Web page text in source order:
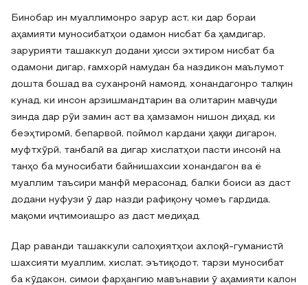
Бинобар ин муаллимонро зарур аст, ки дар бораи
аҳамияти муносибатҳои одамон нисбат ба ҳамдигар,
зарурияти ташаккул додани ҳисси эхтиром нисбат ба
одамони дигар, ғамхорӣ намудан ба наздикон маълумот
дошта бошад ва суханронӣ намояд, хонандагонро талқин
кунад, ки инсон арзишмандтарин ва олитарин мавҷуди
зинда дар рӯи замин аст ва ҳамзамон нишон диҳад, ки
беэҳтиромӣ, бепарвоӣ, поймол кардани ҳаққи дигарон,
муфтхӯрӣ, танбалӣ ва дигар хислатҳои пасти инсонӣ на
танҳо ба муносибати байнишахсии хонандагон ва ё
муаллим таъсири манфӣ мерасонад, балки боиси аз даст
додани нуфузи ӯ дар назди рафиқону ҷомеъ гардида,
мақоми иҷтимоиашро аз даст медиҳад.
Дар раванди ташаккули салоҳиятҳои ахлоқӣ-гуманистӣ
шахсияти муаллим, хислат, эътиқодот, тарзи муносибат
ба кӯдакон, симои фарҳангию мавънавии ӯ аҳамияти калон